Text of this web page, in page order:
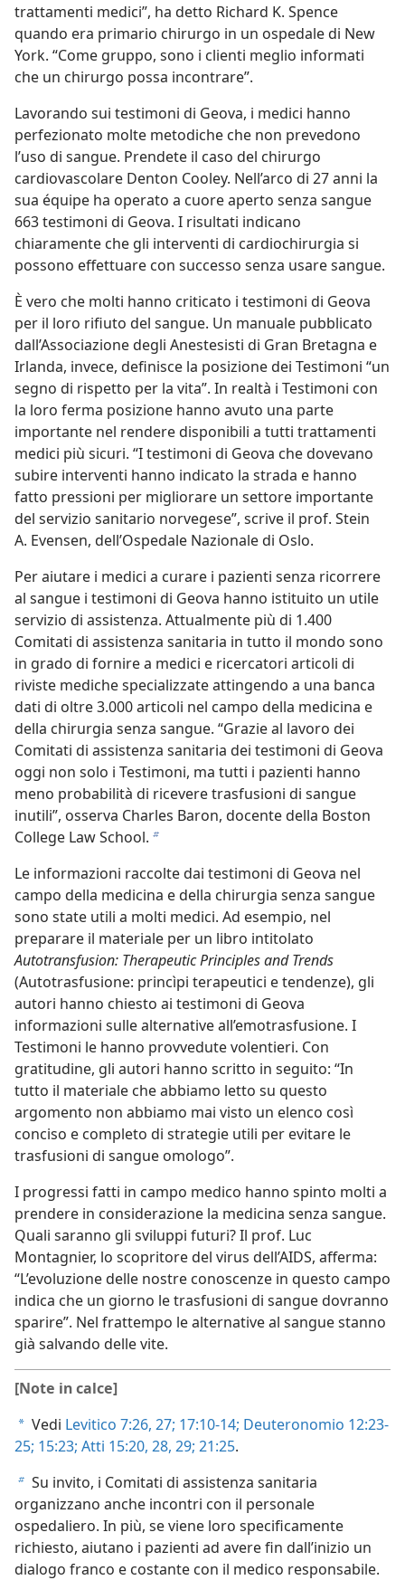
trattamenti medici”, ha detto Richard K. Spence
quando era primario chirurgo in un ospedale di New
York. “Come gruppo, sono i clienti meglio informati
che un chirurgo possa incontrare”.
Lavorando sui testimoni di Geova, i medici hanno
perfezionato molte metodiche che non prevedono
l’uso di sangue. Prendete il caso del chirurgo
cardiovascolare Denton Cooley. Nell’arco di 27 anni la
sua équipe ha operato a cuore aperto senza sangue
663 testimoni di Geova. I risultati indicano
chiaramente che gli interventi di cardiochirurgia si
possono effettuare con successo senza usare sangue.
È vero che molti hanno criticato i testimoni di Geova
per il loro rifiuto del sangue. Un manuale pubblicato
dall’Associazione degli Anestesisti di Gran Bretagna e
Irlanda, invece, definisce la posizione dei Testimoni “un
segno di rispetto per la vita”. In realtà i Testimoni con
la loro ferma posizione hanno avuto una parte
importante nel rendere disponibili a tutti trattamenti
medici più sicuri. “I testimoni di Geova che dovevano
subire interventi hanno indicato la strada e hanno
fatto pressioni per migliorare un settore importante
del servizio sanitario norvegese”, scrive il prof. Stein
A. Evensen, dell’Ospedale Nazionale di Oslo.
Per aiutare i medici a curare i pazienti senza ricorrere
al sangue i testimoni di Geova hanno istituito un utile
servizio di assistenza. Attualmente più di 1.400
Comitati di assistenza sanitaria in tutto il mondo sono
in grado di fornire a medici e ricercatori articoli di
riviste mediche specializzate attingendo a una banca
dati di oltre 3.000 articoli nel campo della medicina e
della chirurgia senza sangue. “Grazie al lavoro dei
Comitati di assistenza sanitaria dei testimoni di Geova
oggi non solo i Testimoni, ma tutti i pazienti hanno
meno probabilità di ricevere trasfusioni di sangue
inutili”, osserva Charles Baron, docente della Boston
College Law School. b
Le informazioni raccolte dai testimoni di Geova nel
campo della medicina e della chirurgia senza sangue
sono state utili a molti medici. Ad esempio, nel
preparare il materiale per un libro intitolato
Autotransfusion: Therapeutic Principles and Trends
(Autotrasfusione: princìpi terapeutici e tendenze), gli
autori hanno chiesto ai testimoni di Geova
informazioni sulle alternative all’emotrasfusione. I
Testimoni le hanno provvedute volentieri. Con
gratitudine, gli autori hanno scritto in seguito: “In
tutto il materiale che abbiamo letto su questo
argomento non abbiamo mai visto un elenco così
conciso e completo di strategie utili per evitare le
trasfusioni di sangue omologo”.
I progressi fatti in campo medico hanno spinto molti a
prendere in considerazione la medicina senza sangue.
Quali saranno gli sviluppi futuri? Il prof. Luc
Montagnier, lo scopritore del virus dell’AIDS, afferma:
“L’evoluzione delle nostre conoscenze in questo campo
indica che un giorno le trasfusioni di sangue dovranno
sparire”. Nel frattempo le alternative al sangue stanno
già salvando delle vite.
[Note in calce]
a Vedi Levitico 7:26, 27; 17:10-14; Deuteronomio 12:23-
25; 15:23; Atti 15:20, 28, 29; 21:25.
b Su invito, i Comitati di assistenza sanitaria
organizzano anche incontri con il personale
ospedaliero. In più, se viene loro specificamente
richiesto, aiutano i pazienti ad avere fin dall’inizio un
dialogo franco e costante con il medico responsabile.